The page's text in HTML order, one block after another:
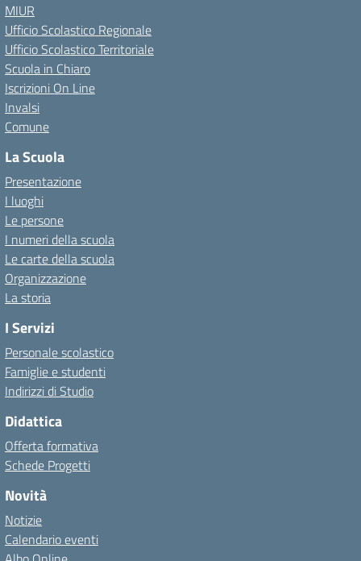
MIUR
Ufficio Scolastico Regionale
Ufficio Scolastico Territoriale
Scuola in Chiaro
Iscrizioni On Line
Invalsi
Comune
La Scuola
Presentazione
I luoghi
Le persone
I numeri della scuola
Le carte della scuola
Organizzazione
La storia
I Servizi
Personale scolastico
Famiglie e studenti
Indirizzi di Studio
Didattica
Offerta formativa
Schede Progetti
Novità
Notizie
Calendario eventi